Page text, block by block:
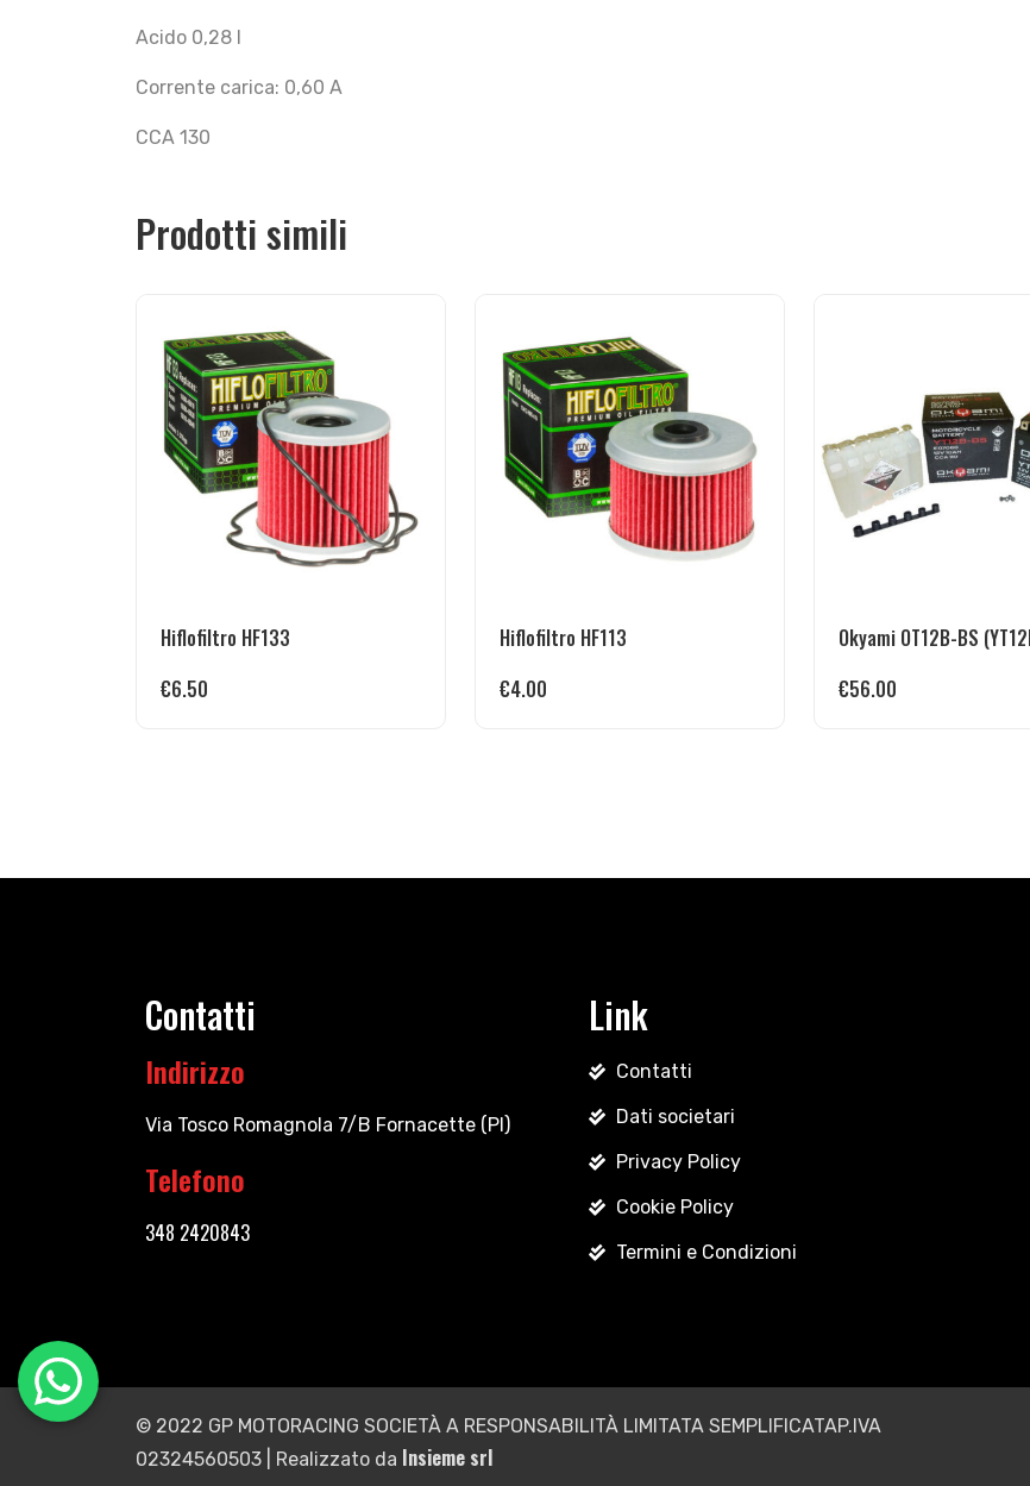
Acido 0,28 l
Corrente carica: 0,60 A
CCA 130
Prodotti simili
Hiflofiltro HF133
€6.50
Hiflofiltro HF113
€4.00
Okyami OT12B-BS
€56.00
Contatti
Indirizzo
Via Tosco Romagnola 7/B Fornacette (PI)
Telefono
348 2420843
Link
Contatti
Dati societari
Privacy Policy
Cookie Policy
Termini e Condizioni
© 2022 GP MOTORACING SOCIETÀ A RESPONSABILITÀ LIMITATA SEMPLIFICATAP.IVA
02324560503 | Realizzato da Insieme srl